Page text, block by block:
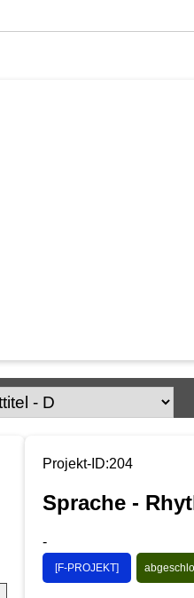
Projekt-ID:204
Sprache -
-
[F-PROJEKT]